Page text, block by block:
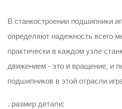
В станкостроении подшипники
определяют надежность всего
практически в каждом узле
движением - это и вращение, и
подшипников в этой отрасли
. размер детали;